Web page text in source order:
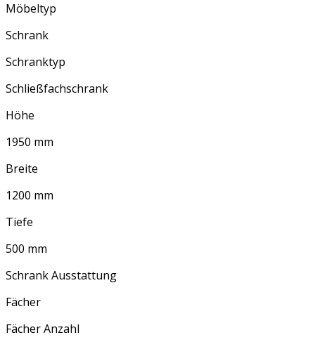
Möbeltyp
Schrank
Schranktyp
Schließfachschrank
Höhe
1950 mm
Breite
1200 mm
Tiefe
500 mm
Schrank Ausstattung
Fächer
Fächer Anzahl